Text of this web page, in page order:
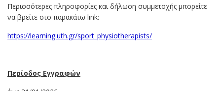
Περισσότερες πληροφορίες και δήλωση συμμετοχής μπορείτε
να βρείτε στο παρακάτω link:
https://learning.uth.gr/sport_physiotherapists/
Περίοδος Εγγραφών